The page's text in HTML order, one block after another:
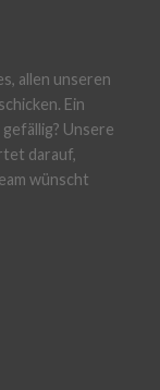
allen unseren
Ein
Unsere
darauf,
wünscht